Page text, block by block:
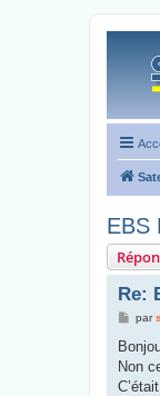
EBS
Re:
M
s
a
g
par
Non